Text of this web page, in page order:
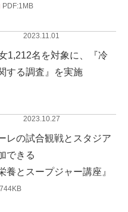
PDF:1MB
2023.11.01
1,212名を対象に、『冷
する調査』を実施
2023.10.27
レの試合観戦とスタジア
できる
養とスープジャー講座』
744KB